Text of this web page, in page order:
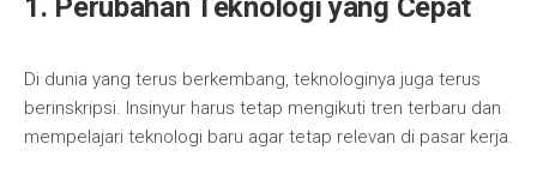
1. Perubahan Teknologi yang Cepat
Di dunia yang terus berkembang, teknologinya juga terus
berinskripsi. Insinyur harus tetap mengikuti tren terbaru dan
mempelajari teknologi baru agar tetap relevan di pasar kerja.